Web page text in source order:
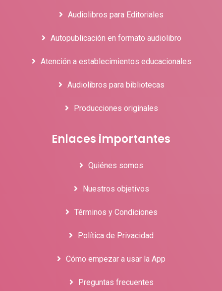
Audiolibros para Editoriales
Autopublicación en formato audiolibro
Atención a establecimientos educacionales
Audiolibros para bibliotecas
Producciones originales
Enlaces importantes
Quiénes somos
Nuestros objetivos
Términos y Condiciones
Política de Privacidad
Cómo empezar a usar la App
Preguntas frecuentes